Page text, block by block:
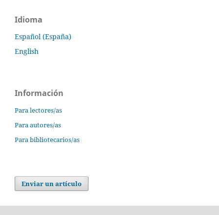
Idioma
Español (España)
English
Información
Para lectores/as
Para autores/as
Para bibliotecarios/as
Enviar un artículo